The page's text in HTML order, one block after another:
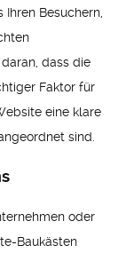
Besuchern,
dass die
Faktor für
eine klare
sind.
oder
Baukästen